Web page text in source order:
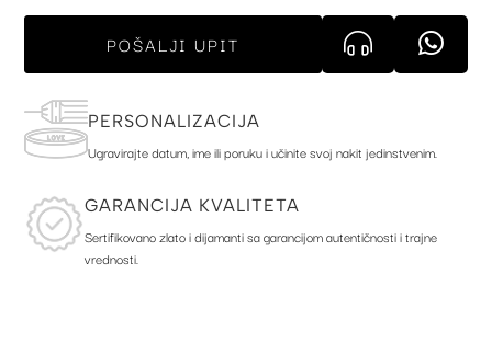
POŠALJI UPIT
PERSONALIZACIJA
Ugravirajte datum, ime ili poruku i učinite svoj nakit jedinstvenim.
GARANCIJA KVALITETA
Sertifikovano zlato i dijamanti sa garancijom autentičnosti i trajne
vrednosti.